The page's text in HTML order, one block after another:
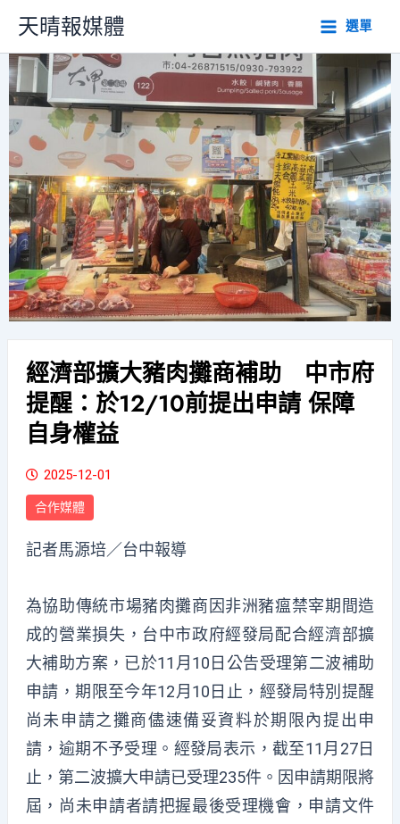
主
要
內
容
天晴報媒體 選單
經濟部擴大豬肉攤商補助 中市府
提醒：於12/10前提出申請 保障
自身權益
2025-12-01
合作媒體
記者馬源培／台中報導
為協助傳統市場豬肉攤商因非洲豬瘟禁宰期間造
成的營業損失，台中市政府經發局配合經濟部擴
大補助方案，已於11月10日公告受理第二波補助
申請，期限至今年12月10日止，經發局特別提醒
尚未申請之攤商儘速備妥資料於期限內提出申
請，逾期不予受理。經發局表示，截至11月27日
止，第二波擴大申請已受理235件。因申請期限將
屆，尚未申請者請把握最後受理機會，申請文件